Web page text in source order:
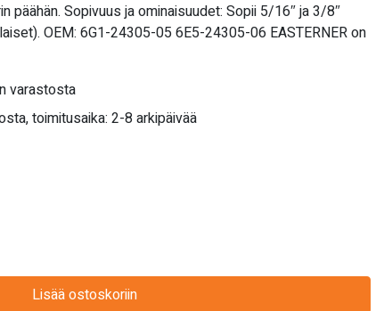
päähän. Sopivuus ja ominaisuudet: Sopii 5/16″ ja 3/8″
OEM: 6G1-24305-05 6E5-24305-06 EASTERNER on
varastosta
toimitusaika: 2-8 arkipäivää
Lisää ostoskoriin